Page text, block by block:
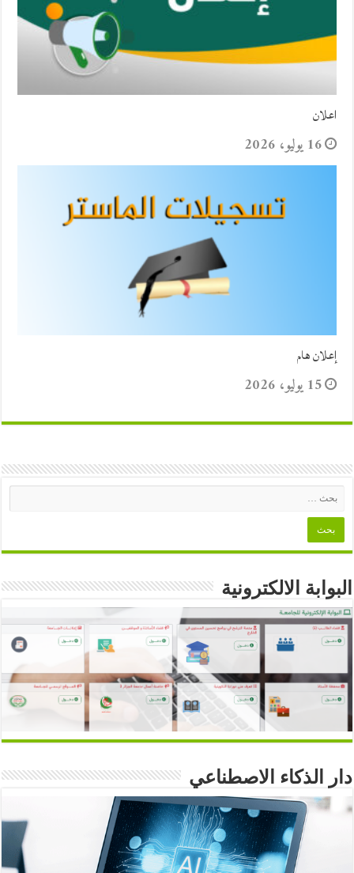
اعلان
16 يوليو، 2026
إعلان هام
15 يوليو، 2026
البوابة الالكترونية
دار الذكاء الاصطناعي